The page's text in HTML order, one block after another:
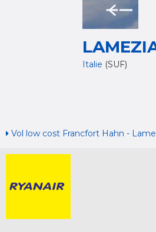
Italie (SUF)
Vol low cost Francfort Hahn -